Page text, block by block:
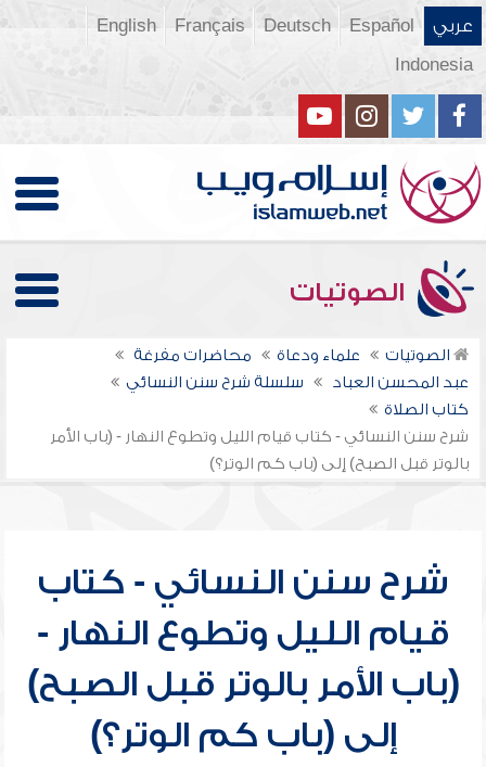
عربي Español
Deutsch
Français
English
Indonesia
الصوتيات
الصوتيات علماء ودعاة
محاضرات مفرغة
عبد المحسن العباد
سلسلة شرح سنن النسائي
كتاب الصلاة
شرح سنن النسائي - كتاب قيام الليل وتطوع النهار - (باب الأمر
بالوتر قبل الصبح) إلى (باب كم الوتر؟)
شرح سنن النسائي - كتاب
قيام الليل وتطوع النهار -
(باب الأمر بالوتر قبل الصبح)
إلى (باب كم الوتر؟)